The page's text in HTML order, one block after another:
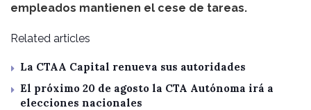
empleados mantienen el cese de tareas.
Related articles
La CTAA Capital renueva sus autoridades
El próximo 20 de agosto la CTA Autónoma irá a
elecciones nacionales